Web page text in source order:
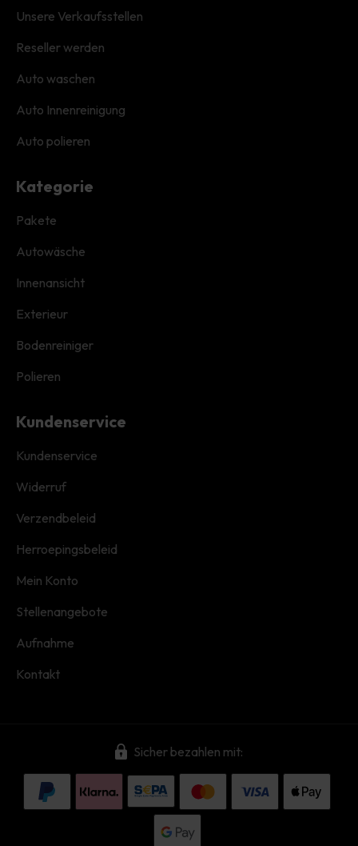
Unsere Verkaufsstellen
Reseller werden
Auto waschen
Auto Innenreinigung
Auto polieren
Kategorie
Pakete
Autowäsche
Innenansicht
Exterieur
Bodenreiniger
Polieren
Kundenservice
Kundenservice
Widerruf
Verzendbeleid
Herroepingsbeleid
Mein Konto
Stellenangebote
Aufnahme
Kontakt
Sicher bezahlen mit: